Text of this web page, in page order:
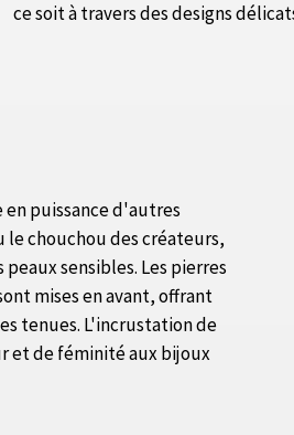
ce soit à travers des designs
puissance d'autres
le chouchou des créateurs,
sensibles. Les pierres
mises en avant, offrant
tenues. L'incrustation de
et de féminité aux bijoux